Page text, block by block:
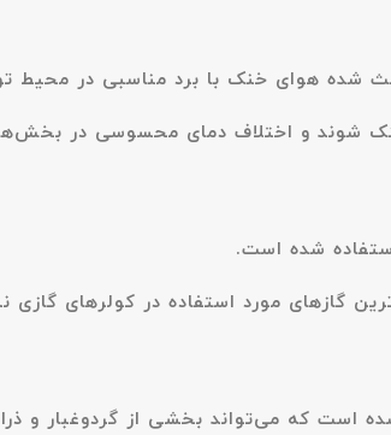
شده هوای خنک با برد مناسبی در محیط
و اختلاف دمای محسوسی در
شده است.
گازهای مورد استفاده در کولرهای
است که می‌تواند بخشی از گردوغبار و